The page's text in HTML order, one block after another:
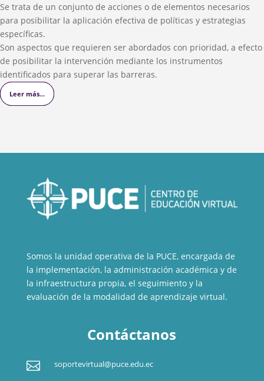
Leer más...
Leer más...
Se trata de un conjunto de acciones o de elementos necesarios
para posibilitar la aplicación efectiva de políticas y estrategias
específicas.
Son aspectos que requieren ser abordados con prioridad, a efecto
de posibilitar la intervención mediante los instrumentos
identificados para superar las barreras.
Leer más...
Somos la unidad operativa de la PUCE, encargada de
la implementación, la administración académica y de
la infraestructura propia, el seguimiento y la
evaluación de la modalidad de aprendizaje virtual.
Contáctanos
 soportevirtual@puce.edu.ec